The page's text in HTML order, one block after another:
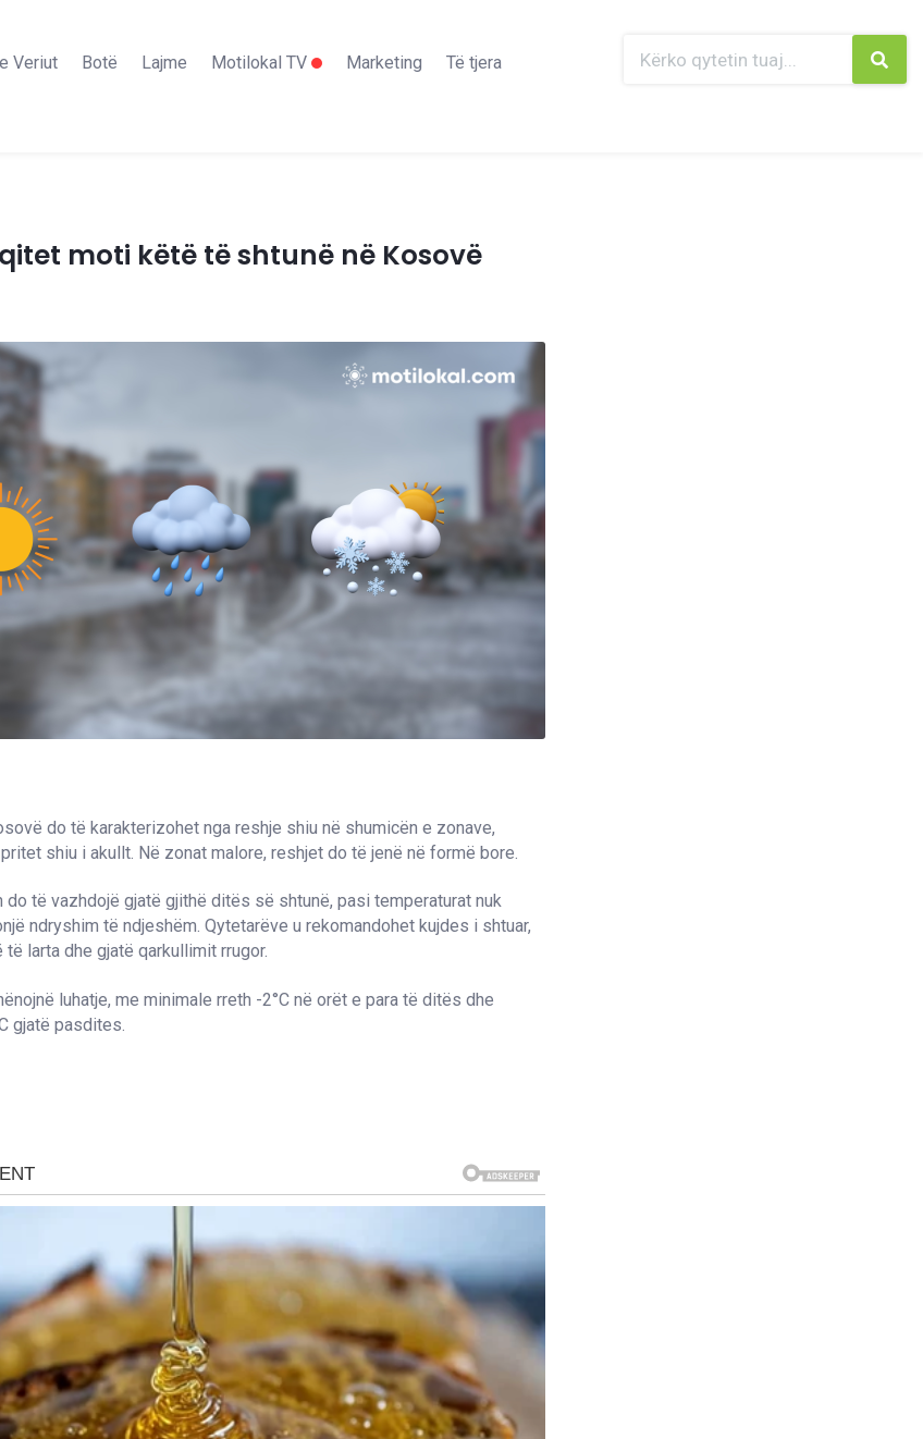
Veriut Botë Lajme Motilokal TV Marketing Të tjera
moti këtë të shtunë në Kosovë
do të karakterizohet nga reshje shiu në shumicën e zonave,
shiu i akullt. Në zonat malore, reshjet do të jenë në formë bore.
do të vazhdojë gjatë gjithë ditës së shtunë, pasi temperaturat nuk
ndryshim të ndjeshëm. Qytetarëve u rekomandohet kujdes i shtuar,
larta dhe gjatë qarkullimit rrugor.
luhatje, me minimale rreth -2°C në orët e para të ditës dhe
gjatë pasdites.